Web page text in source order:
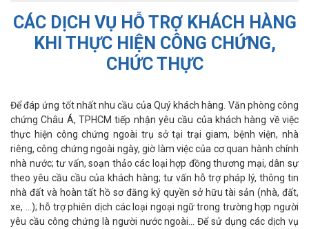
CÁC DỊCH VỤ HỖ TRỢ KHÁCH HÀNG
KHI THỰC HIỆN CÔNG CHỨNG,
CHỨC THỰC
Để đáp ứng tốt nhất nhu cầu của Quý khách hàng. Văn phòng công
chứng Châu Á, TPHCM tiếp nhận yêu cầu của khách hàng về việc
thực hiện công chứng ngoài trụ sở tại trại giam, bệnh viện, nhà
riêng, công chứng ngoài ngày, giờ làm việc của cơ quan hành chính
nhà nước; tư vấn, soạn thảo các loại hợp đồng thương mại, dân sự
theo yêu cầu cầu của khách hàng; tư vấn hỗ trợ pháp lý, thông tin
nhà đất và hoàn tất hồ sơ đăng ký quyền sở hữu tài sản (nhà, đất,
xe, …); hỗ trợ phiên dịch các loại ngoại ngữ trong trường hợp người
yêu cầu công chứng là người nước ngoài… Để sử dụng các dịch vụ